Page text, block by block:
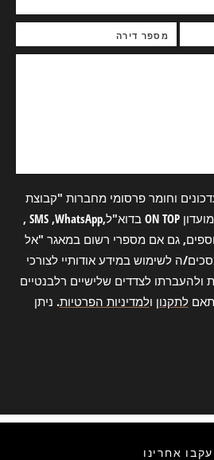
וחומר פרסומי מחברות "קבוצת
גינדי החזקות" וממועדון ON TOP בדוא"ל,SMS ,WhatsApp ,
גם אם מספרי רשום במאגר "אל
ה לשימוש במידע אודותיי לצורכי
ולהעברתו לצדדים שלישיים רלבנטיים
לתקנון ולמדיניות הפרטיות. ניתן
עקבו אחרינו